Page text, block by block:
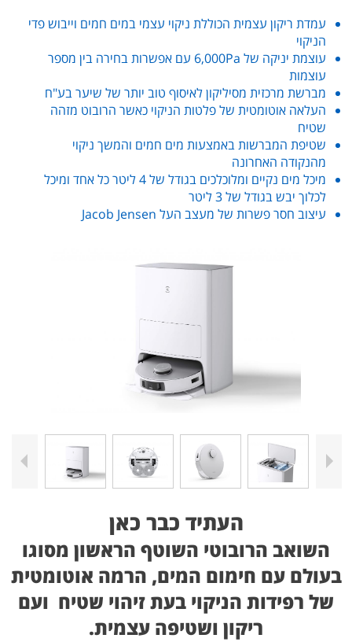
עמדת ריקון עצמית הכוללת ניקוי עצמי במים חמים וייבוש פדי
הניקוי
עוצמת יניקה של 6,000Pa עם אפשרות בחירה בין מספר
עוצמות
מברשת מרכזית מסיליקון לאיסוף טוב יותר של שיער בע"ח
העלאה אוטומטית של פלטות הניקוי כאשר הרובוט מזהה
שטיח
שטיפת המברשות באמצעות מים חמים והמשך ניקוי
מהנקודה האחרונה
מיכל מים נקיים ומלוכלכים בגודל של 4 ליטר כל אחד ומיכל
לכלוך יבש בגודל של 3 ליטר
עיצוב חסר פשרות של מעצב העל Jacob Jensen
העתיד כבר כאן
השואב הרובוטי השוטף הראשון מסוגו
בעולם עם חימום המים, הרמה אוטומטית
של רפידות הניקוי בעת זיהוי שטיח ועם
ריקון ושטיפה עצמית.